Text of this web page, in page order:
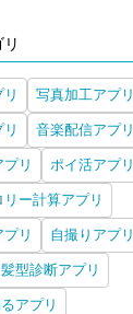
写真加工アプリ
音楽配信アプリ
リ ポイ活アプリ
リー計算アプリ
リ 自撮りアプリ
型診断アプリ
アプリ